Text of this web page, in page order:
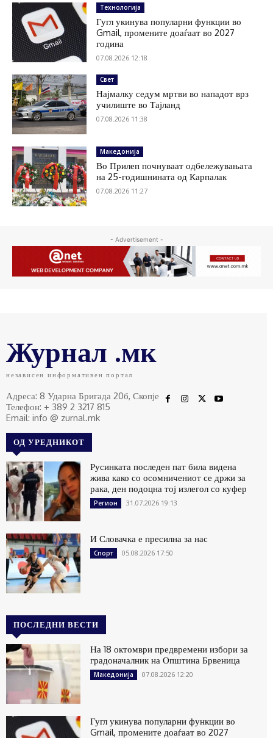
Технологија
Гугл укинува популарни функции во
Gmail, промените доаѓаат во 2027
година
07.08.2026 12:18
Свет
Најмалку седум мртви во нападот врз
училиште во Тајланд
07.08.2026 11:38
Македонија
Во Прилеп почнуваат одбележувањата
на 25-годишнината од Карпалак
07.08.2026 11:27
- Advertisement -
Журнал .мк
независен информативен портал
Адреса: 8 Ударна Бригада 20б, Скопје
Телефон: + 389 2 3217 815
Email: info @ zurnal.mk
ОД УРЕДНИКОТ
Русинката последен пат била видена
жива како со осомничениот се држи за
рака, ден подоцна тој излегол со куфер
Регион 31.07.2026 19:13
И Словачка е пресилна за нас
Спорт 05.08.2026 17:50
ПОСЛЕДНИ ВЕСТИ
На 18 октомври предвремени избори за
градоначалник на Општина Брвеница
Македонија 07.08.2026 12:20
Гугл укинува популарни функции во
Gmail, промените доаѓаат во 2027